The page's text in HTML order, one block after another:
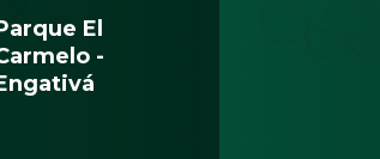
El
-